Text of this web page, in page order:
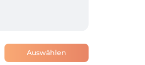
Auswählen